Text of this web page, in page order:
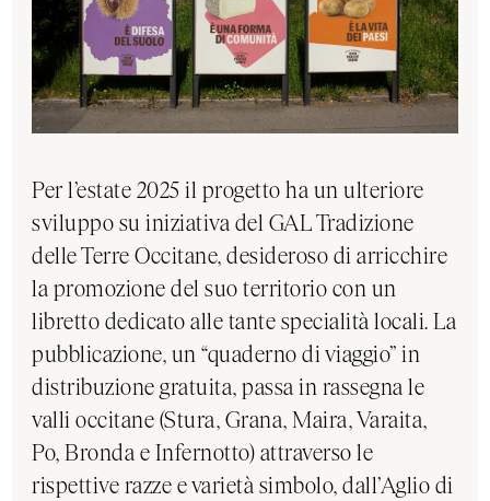
Per l’estate 2025 il progetto ha un ulteriore
sviluppo su iniziativa del GAL Tradizione
delle Terre Occitane, desideroso di arricchire
la promozione del suo territorio con un
libretto dedicato alle tante specialità locali. La
pubblicazione, un “quaderno di viaggio” in
distribuzione gratuita, passa in rassegna le
valli occitane (Stura, Grana, Maira, Varaita,
Po, Bronda e Infernotto) attraverso le
rispettive razze e varietà simbolo, dall’Aglio di